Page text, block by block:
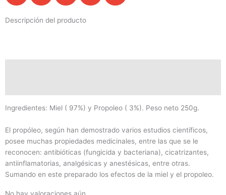
Descripción del producto
Ingredientes: Miel ( 97%) y Propoleo ( 3%). Peso neto 250g.
El propóleo, según han demostrado varios estudios científicos,
posee muchas propiedades medicinales, entre las que se le
reconocen: antibióticas (fungicida y bacteriana), cicatrizantes,
antiinflamatorias, analgésicas y anestésicas, entre otras.
Sumando en este preparado los efectos de la miel y el propoleo.